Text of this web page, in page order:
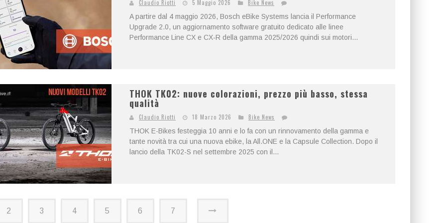
Claudio Riotti 5 Maggio 2026
Bike News
A partire dal 4 maggio 2026, Bosch eBike Systems lancia il Performance
Upgrade 2.0, un aggiornamento software gratuito dedicato alle linee
Performance Line CX e CX-R della gamma 2025/2026 quindi sui motori...
THOK TK02: nuove colorazioni, prezzo più basso, stessa
qualità
Claudio Riotti 18 Marzo 2026
Bike News
THOK E-Bikes festeggia 10 anni e lo fa con un rinnovamento della gamma e
tante novità tra cui una nuova ebike, la All.ONE e la Capsule Collection. Dopo il
lancio della TK02-S nel settembre 2025 con il...
2 3 4 5 6 7